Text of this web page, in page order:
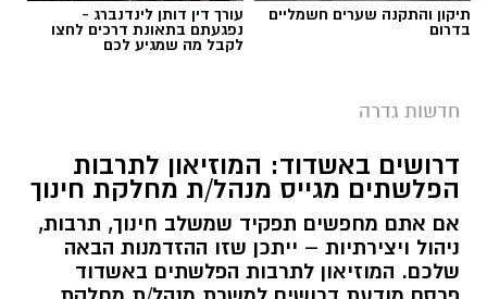
תיקון והתקנה שערים חשמליים
בדרום
עורך דין דותן לינדנברג -
נפגעתם בתאונת דרכים לחצו
לקבל מה שמגיע לכם
חדשות גדרה
דרושים באשדוד: המוזיאון לתרבות
הפלשתים מגייס מנהל/ת מחלקת חינוך
אם אתם מחפשים תפקיד שמשלב חינוך, תרבות,
ניהול ויצירתיות – ייתכן שזו ההזדמנות הבאה
שלכם. המוזיאון לתרבות הפלשתים באשדוד